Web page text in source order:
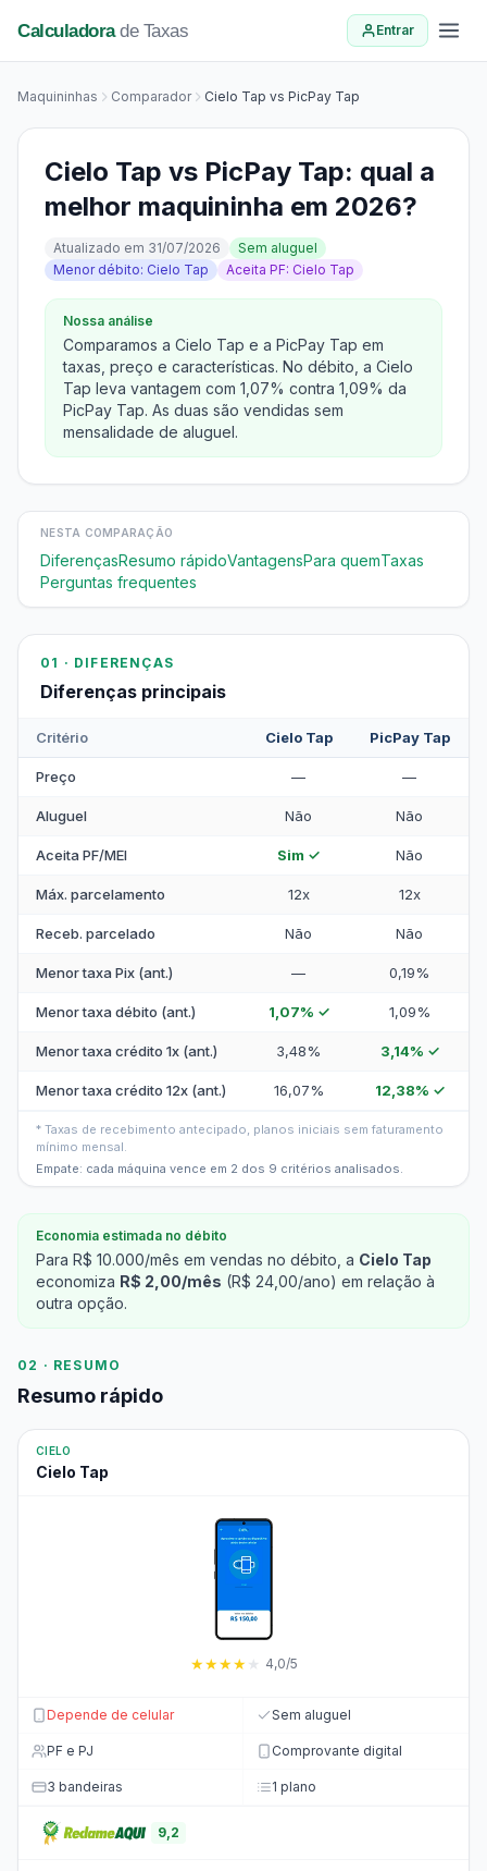
Calculadorade Taxas Entrar
Maquininhas Comparador Cielo Tap vs PicPay Tap
Cielo Tap vs PicPay Tap: qual a
melhor maquininha em 2026?
Atualizado em 31/07/2026
Sem aluguel
Menor débito: Cielo Tap
Aceita PF: Cielo Tap
Nossa análise
Comparamos a Cielo Tap e a PicPay Tap em
taxas, preço e características. No débito, a Cielo
Tap leva vantagem com 1,07% contra 1,09% da
PicPay Tap. As duas são vendidas sem
mensalidade de aluguel.
NESTA COMPARAÇÃO
DiferençasResumo rápidoVantagensPara quemTaxas
Perguntas frequentes
01 · DIFERENÇAS
Diferenças principais
Critério Cielo Tap PicPay Tap
Preço — —
Aluguel Não Não
Aceita PF/MEI Sim ✓ Não
Máx. parcelamento 12x 12x
Receb. parcelado Não Não
Menor taxa Pix (ant.) — 0,19%
Menor taxa débito (ant.) 1,07% ✓ 1,09%
Menor taxa crédito 1x (ant.) 3,48% 3,14% ✓
Menor taxa crédito 12x (ant.) 16,07% 12,38% ✓
* Taxas de recebimento antecipado, planos iniciais sem faturamento
mínimo mensal.
Empate: cada máquina vence em 2 dos 9 critérios analisados.
Economia estimada no débito
Para R$ 10.000/mês em vendas no débito, a Cielo Tap
economiza R$ 2,00/mês (R$ 24,00/ano) em relação à
outra opção.
02 · RESUMO
Resumo rápido
CIELO
Cielo Tap
★★★★ ★ 4,0/5
Depende de celular Sem aluguel
PF e PJ Comprovante digital
3 bandeiras 1 plano
9,2